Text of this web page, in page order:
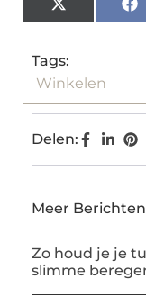
X
(Twitter)
Tags:
Winkelen
Delen:
Meer Berichten
Zo houd je je
slimme